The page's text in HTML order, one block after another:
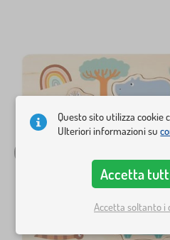
Questo sito utilizza cookie
Ulteriori informazioni su
Accetta
Accetta soltanto i